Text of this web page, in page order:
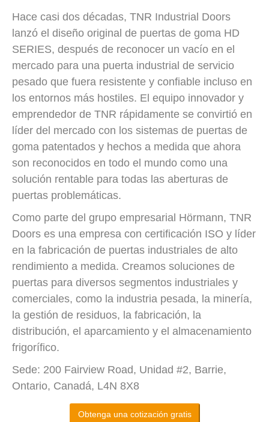
Hace casi dos décadas, TNR Industrial Doors
lanzó el diseño original de puertas de goma HD
SERIES, después de reconocer un vacío en el
mercado para una puerta industrial de servicio
pesado que fuera resistente y confiable incluso en
los entornos más hostiles. El equipo innovador y
emprendedor de TNR rápidamente se convirtió en
líder del mercado con los sistemas de puertas de
goma patentados y hechos a medida que ahora
son reconocidos en todo el mundo como una
solución rentable para todas las aberturas de
puertas problemáticas.
Como parte del grupo empresarial Hörmann, TNR
Doors es una empresa con certificación ISO y líder
en la fabricación de puertas industriales de alto
rendimiento a medida. Creamos soluciones de
puertas para diversos segmentos industriales y
comerciales, como la industria pesada, la minería,
la gestión de residuos, la fabricación, la
distribución, el aparcamiento y el almacenamiento
frigorífico.
Sede: 200 Fairview Road, Unidad #2, Barrie,
Ontario, Canadá, L4N 8X8
Obtenga una cotización gratis